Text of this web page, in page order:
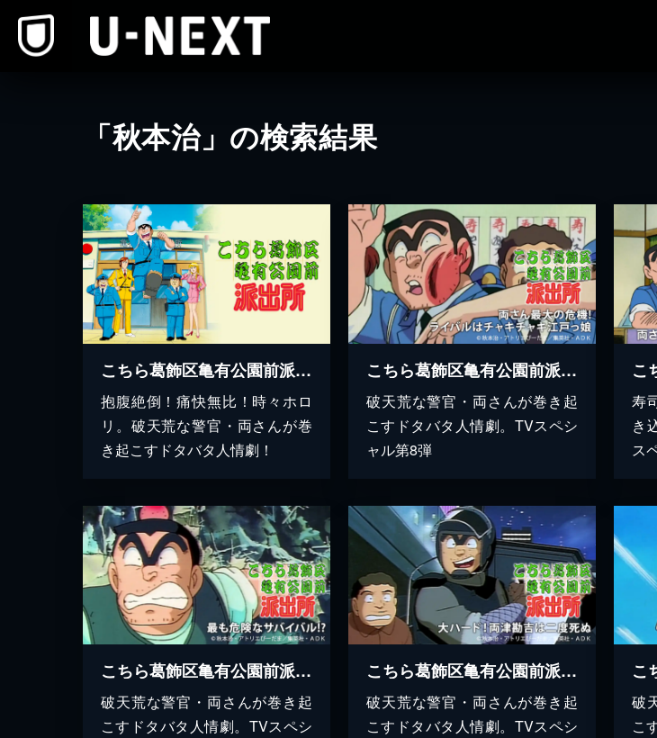
「秋本治」の検索結果
こちら葛飾区亀有公園前派出所
抱腹絶倒！痛快無比！時々ホロ
リ。破天荒な警官・両さんが巻
き起こすドタバタ人情劇！
こちら葛飾区亀有公園前派出所 両さん最大の危機!ライバルはチャキチャキ江戸っ娘
破天荒な警官・両さんが巻き起
こすドタバタ人情劇。TVスペシ
ャル第8弾
寿
き
ス
こちら葛飾区亀有公園前派出所 最も危険なサバイバル!?
破天荒な警官・両さんが巻き起
こすドタバタ人情劇。TVスペシ
こちら葛飾区亀有公園前派出所 大ハード!両津勘吉は二度死ぬ
破天荒な警官・両さんが巻き起
こすドタバタ人情劇。TVスペシ
破
こ